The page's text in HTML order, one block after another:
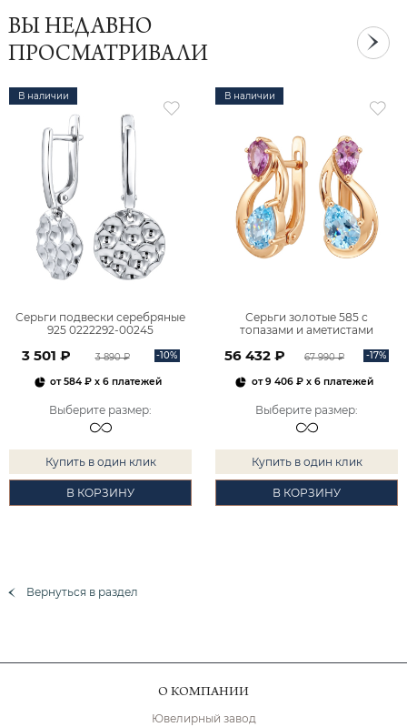
ВЫ НЕДАВНО
ПРОСМАТРИВАЛИ
В наличии
Серьги подвески серебряные
925 0222292-00245
3 501 ₽ 3 890 ₽ -10%
от584 ₽ x 6 платежей
Выберите размер:
Купить в один клик
В КОРЗИНУ
В наличии
Серьги золотые 585 с
топазами и аметистами
56 432 ₽ 67 990 ₽ -17%
от9 406 ₽x 6 платежей
Выберите размер:
Купить в один клик
В КОРЗИНУ
Вернуться в раздел
О КОМПАНИИ
Ювелирный завод